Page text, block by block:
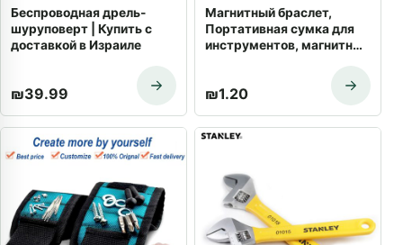
Беспроводная дрель-
шуруповерт | Купить с
доставкой в Израиле
₪39.99
Магнитный браслет,
Портативная сумка для
инструментов, магнитный
электрика, винты, гвозди,
сверла, браслет для
₪1.20